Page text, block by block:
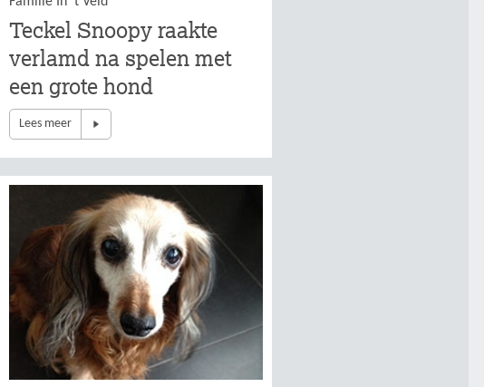
Teckel Snoopy raakte
verlamd na spelen met
een grote hond
Lees meer